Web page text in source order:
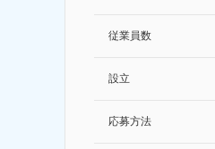
従業員数
設立
応募方法